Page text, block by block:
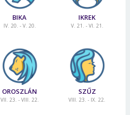
BIKA
IV. 20. - V. 20.
IKREK
V. 21. - VI. 21.
OROSZLÁN
VII. 23. - VIII. 22.
SZŰZ
VIII. 23. - IX. 22.